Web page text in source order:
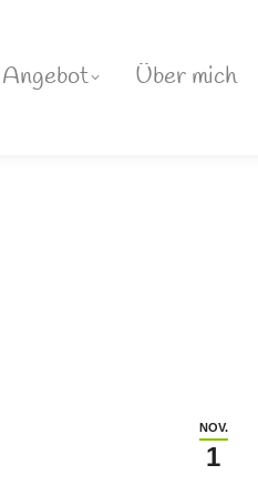
Über mich
NOV.
1